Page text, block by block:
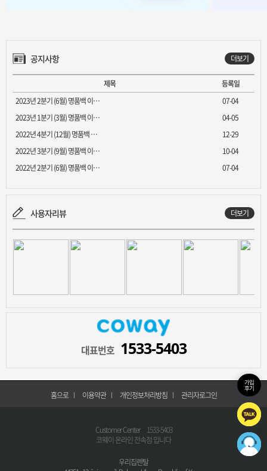
공지사항 더보기
제목
등록일
2023년 2분기 (6월) 명품백 이…
07-04
2023년 1분기 (3월) 명품백 이…
04-05
2022년 4분기 (12월) 명품백 …
12-29
2022년 3분기 (9월) 명품백 이…
10-04
2022년 2분기 (6월) 명품백 이…
07-04
사용자리뷰 더보기
대표번호 1533-5403
홈으로 이용약관 개인정보처리방침 관리자로그인
Customer Center 1533-5403
코웨이 온라인 전속점 입니다
우리집렌탈
가입
후기